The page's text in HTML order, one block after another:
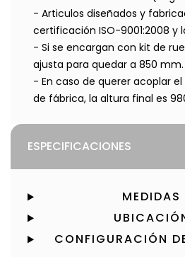
- Articulos diseñados y
certificación ISO-9001:2008 y
- Si se encargan con kit de
ajusta para quedar a 850 mm.
- En caso de querer acoplar
de fábrica, la altura final es
ESPECIFICACIONES
MEDIDAS
CONFIGURACIÓN